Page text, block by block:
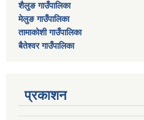
शैलुङ गाउँपालिका
मेलुङ गाउँपालिका
तामाकोशी गाउँपालिका
बैतेश्वर गाउँपालिका
प्रकाशन